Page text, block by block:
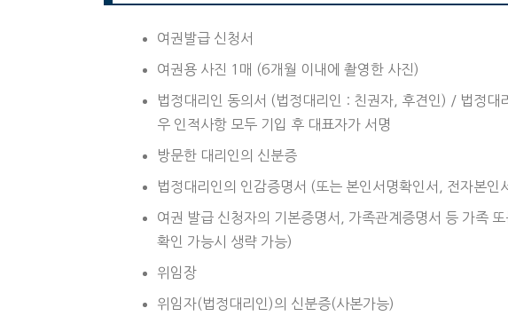
여권발급 신청서
여권용 사진 1매 (6개월 이내에 촬영한 사진)
법정대리인 동의서 (법정대리인 : 친권자, 후견인) / 법정대
우 인적사항 모두 기입 후 대표자가 서명
방문한 대리인의 신분증
법정대리인의 인감증명서 (또는 본인서명확인서, 전자본
여권 발급 신청자의 기본증명서, 가족관계증명서 등 가족
확인 가능시 생략 가능)
위임장
위임자(법정대리인)의 신분증(사본가능)